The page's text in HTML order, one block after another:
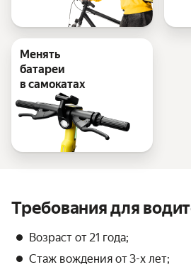
Менять
батареи
в самокатах
Требования для
Возраст от 21 года;
Стаж вождения от 3-х лет;